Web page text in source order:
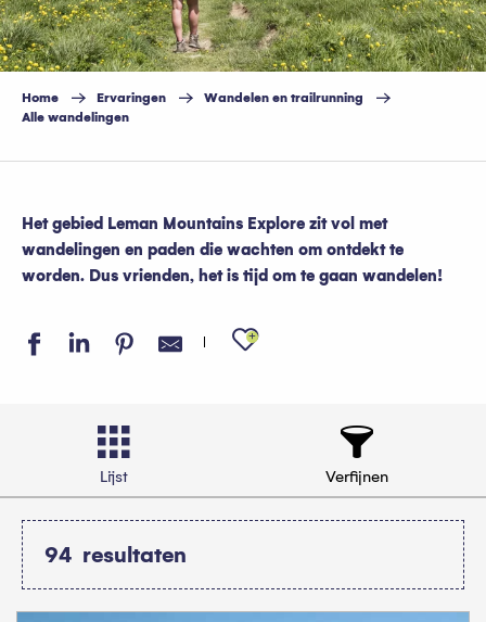
Home Ervaringen
Wandelen en trailrunning
Alle wandelingen
Het gebied Leman Mountains Explore zit vol met
wandelingen en paden die wachten om ontdekt te
worden. Dus vrienden, het is tijd om te gaan wandelen!
Ajouter aux
Lijst Verfijnen
94 resultaten